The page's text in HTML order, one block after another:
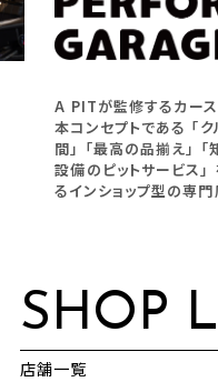
A PITが監修するカー
本コンセプトである 「
間」 「最高の品揃え」
設備のピットサービス」
るインショップ型の専門
SHOP
店舗一覧